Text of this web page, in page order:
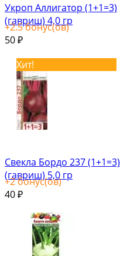
Укроп Аллигатор (1+1=3)
(гавриш) 4,0 гр
+2.5бонус(ов)
50 ₽
Хит!
Свекла Бордо 237 (1+1=3)
(гавриш) 5,0 гр
+2бонус(ов)
40 ₽